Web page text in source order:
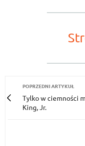
POPRZEDNI ARTYKUŁ
Tylko w ciemności
King, Jr.